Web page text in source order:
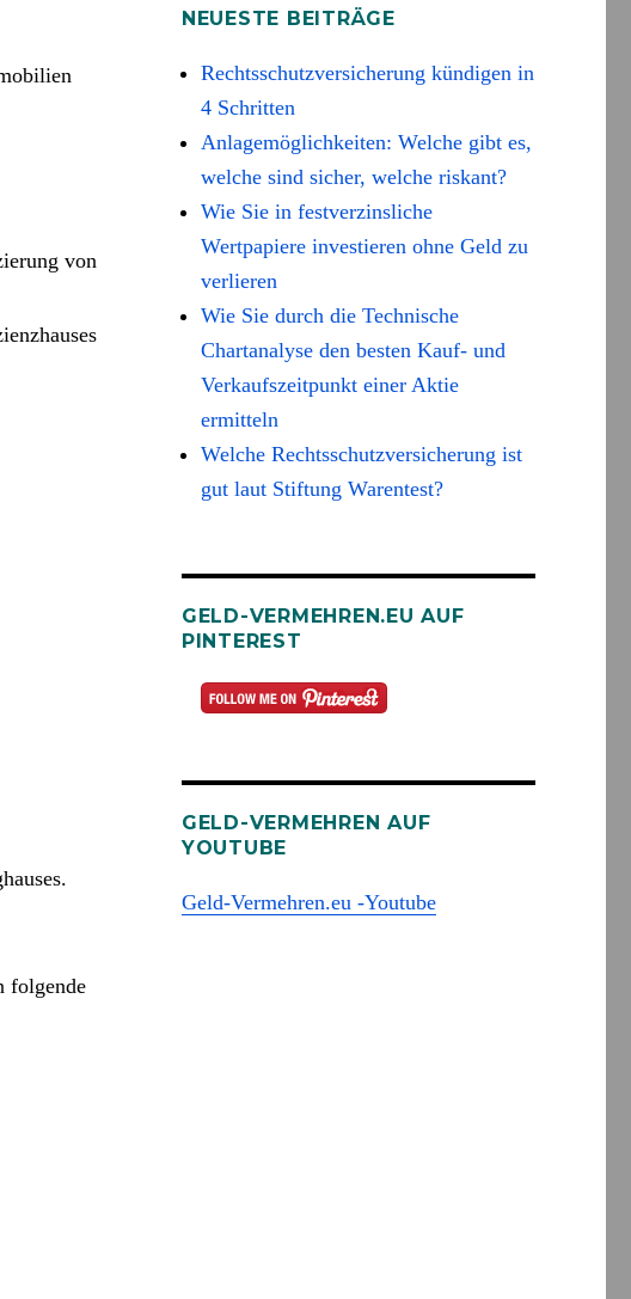
von
folgende
NEUESTE BEITRÄGE
Rechtsschutzversicherung kündigen in
4 Schritten
Anlagemöglichkeiten: Welche gibt es,
welche sind sicher, welche riskant?
Wie Sie in festverzinsliche
Wertpapiere investieren ohne Geld zu
verlieren
Wie Sie durch die Technische
Chartanalyse den besten Kauf- und
Verkaufszeitpunkt einer Aktie
ermitteln
Welche Rechtsschutzversicherung ist
gut laut Stiftung Warentest?
GELD-VERMEHREN.EU AUF
PINTEREST
GELD-VERMEHREN AUF
YOUTUBE
Geld-Vermehren.eu -Youtube